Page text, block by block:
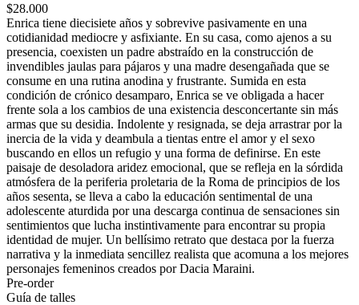
$28.000
Enrica tiene diecisiete años y sobrevive pasivamente en una
cotidianidad mediocre y asfixiante. En su casa, como ajenos a su
presencia, coexisten un padre abstraído en la construcción de
invendibles jaulas para pájaros y una madre desengañada que se
consume en una rutina anodina y frustrante. Sumida en esta
condición de crónico desamparo, Enrica se ve obligada a hacer
frente sola a los cambios de una existencia desconcertante sin más
armas que su desidia. Indolente y resignada, se deja arrastrar por la
inercia de la vida y deambula a tientas entre el amor y el sexo
buscando en ellos un refugio y una forma de definirse. En este
paisaje de desoladora aridez emocional, que se refleja en la sórdida
atmósfera de la periferia proletaria de la Roma de principios de los
años sesenta, se lleva a cabo la educación sentimental de una
adolescente aturdida por una descarga continua de sensaciones sin
sentimientos que lucha instintivamente para encontrar su propia
identidad de mujer. Un bellísimo retrato que destaca por la fuerza
narrativa y la inmediata sencillez realista que acomuna a los mejores
personajes femeninos creados por Dacia Maraini.
Pre-order
Guía de talles